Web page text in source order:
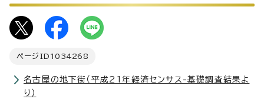
ページID 1034268
名古屋の地下街（平成21年経済センサス-基礎調査結果よ
り）